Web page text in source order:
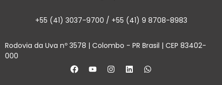
+55 (41) 3037-9700 / +55 (41) 9 8708-8983
Rodovia da Uva nº 3578 | Colombo - PR Brasil | CEP 83402-
000